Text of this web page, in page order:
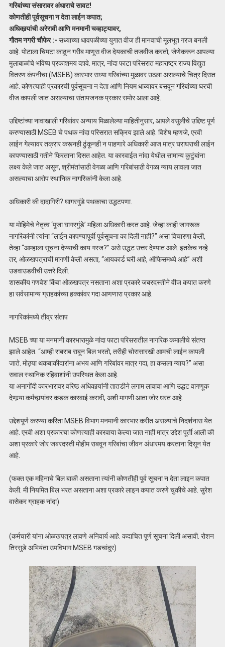
गरिबांच्या संसारावर अंधाराचे सावट!
कोणतीही पूर्वसूचना न देता लाईन कपात;
अधिकार्‍यांची अरेरावी आणि मनमानी चव्हाट्यावर,
गौतम नगरी चौफेर :- सध्याच्या धावपळीच्या युगात वीज ही मानवाची मूलभूत गरज बनली
आहे. पोटाला चिमटा काढून गरीब माणूस वीज देयकाची तजवीज करतो, जेणेकरून आपल्या
मुलाबाळांचे भविष्य प्रकाशमय व्हावे. मात्र, नांदा फाटा परिसरात महाराष्ट्र राज्य विद्युत
वितरण कंपनीचा (MSEB) कारभार सध्या गरिबांच्या मुळावर उठला असल्याचे चित्र दिसत
आहे. कोणत्याही प्रकारची पूर्वसूचना न देता आणि नियम धाब्यावर बसवून गरिबांच्या घरची
वीज कापली जात असल्याचा संतापजनक प्रकार समोर आला आहे.
उद्दिष्टांच्या नावाखाली गरिबांवर अन्याय मिळालेल्या माहितीनुसार, आपले वसुलीचे उद्दिष्ट पूर्ण
करण्यासाठी MSEB चे पथक नांदा परिसरात सक्रिय झाले आहे. विशेष म्हणजे, एरवी
लाईन गेल्यावर तक्रार करूनही ढुंकूनही न पाहणारे अधिकारी आज मात्र घराघराची लाईन
कापण्यासाठी गतीने फिरताना दिसत आहेत. या कारवाईत नांदा येथील सामान्य कुटुंबांना
लक्ष्य केले जात असून, श्रीमंतांसाठी वेगळा आणि गरिबांसाठी वेगळा न्याय लावला जात
असल्याचा आरोप स्थानिक नागरिकांनी केला आहे.
अधिकारी की दादागिरी? घागरगुंडे पथकाचा उद्धटपणा.
या मोहिमेचे नेतृत्व ‘पूजा घागरगुंडे’ महिला अधिकारी करत आहे. जेव्हा काही जागरूक
नागरिकांनी त्यांना “लाईन कापण्यापूर्वी पूर्वसूचना का दिली नाही?” असा विचारणा केली,
तेव्हा “आम्हाला सूचना देण्याची काय गरज?” असे उद्धट उत्तर देण्यात आले. इतकेच नव्हे
तर, ओळखपत्राची मागणी केली असता, “आयकार्ड घरी आहे, ऑफिसमध्ये आहे” अशी
उडवाउडवीची उत्तरे दिली.
शासकीय गणवेश किंवा ओळखपत्र नसताना अशा प्रकारे जबरदस्तीने वीज कपात करणे
हा सर्वसामान्य ग्राहकांच्या हक्कांवर गदा आणणारा प्रकार आहे.
नागरिकांमध्ये तीव्र संताप
MSEB च्या या मनमानी कारभारामुळे नांदा फाटा परिसरातील नागरिक कमालीचे संतप्त
झाले आहेत. “आम्ही राबराब राबून बिल भरतो, तरीही चोरासारखी आमची लाईन कापली
जाते. मोठ्या थकबाकीदारांना अभय आणि गरिबांवर मात्र गदा, हा कसला न्याय?” असा
सवाल स्थानिक रहिवाशांनी उपस्थित केला आहे.
या अनागोंदी कारभारावर वरिष्ठ अधिकार्‍यांनी तातडीने लगाम लावावा आणि उद्धट वागणूक
देणार्‍या कर्मचार्‍यांवर कडक कारवाई करावी, अशी मागणी आता जोर धरत आहे.
उद्देशपूर्ण करण्या करिता MSEB विभाग मनमानी कारभार करीत असल्याचे निदर्शनास येत
आहे. एरवी अशा प्रकारचा कोणत्याही कारवाया केल्या जात नाही मात्र उद्देश पूर्ती आली की
अशा प्रकारे जोर जबरदस्ती मोहीम राबवून गरिबांचा जीवन अंधारमय करताना दिसून येत
आहे.
(फक्त एक महिनाचे बिल बाकी असताना त्यांनी कोणतीही पूर्व सूचना न देता लाइन कपात
केली. मी नियमित बिल भरत असताना अशा प्रकारे लाइन कपात करणे चुकीचे आहे. सुरेश
वासेकर ग्राहक नांदा)
(कर्मचारी यांना ओळखपत्र लावणे अनिवार्य आहे. कदाचित पूर्ण सूचना दिली असावी. रोशन
तिरसुडे अभियंता उपविभाग MSEB गडचांदुर)